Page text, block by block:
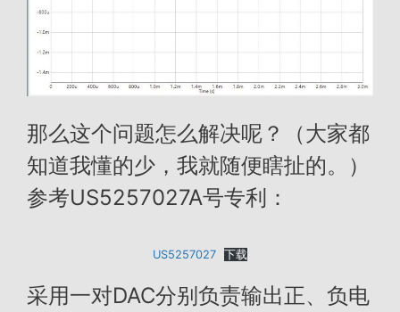
那么这个问题怎么解决呢？（大家都
知道我懂的少，我就随便瞎扯的。）
参考US5257027A号专利：
US5257027 下载
采用一对DAC分别负责输出正、负电